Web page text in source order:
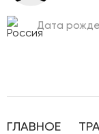
Дата
ГЛАВНОЕ